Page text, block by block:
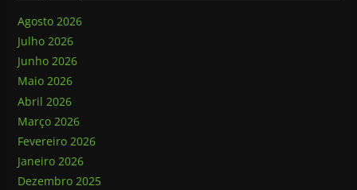
Agosto 2026
Julho 2026
Junho 2026
Maio 2026
Abril 2026
Março 2026
Fevereiro 2026
Janeiro 2026
Dezembro 2025